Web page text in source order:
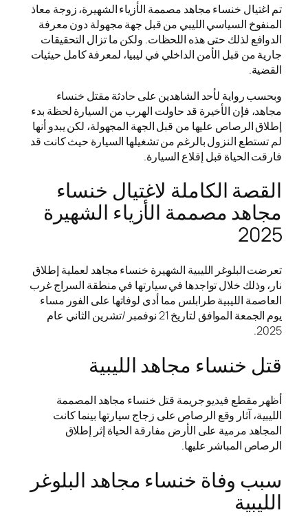
تم اغتيال خنساء مجاهد مصممة الأزياء الشهيرة، زوجة معاذ
المنفوخ السياسي الليبي من قبل جهة مجهولة دون معرفة
الدوافع لذلك حتى هذه اللحظات. ولكن ما تزال التحقيقات
جارية من قبل الأمن الداخلي في ليبيا، لمعرفة كامل حيثيات
القضية.
وبحسب رواية لأحد الشاهدين على حادثة مقتل خنساء
مجاهد، فإن الأخيرة قد حاولت الهرب من السيارة لحظة بدء
إطلاق الرصاص عليها من قبل الجهة المجهولة، لكن يبدو أنها
لم تستطع النزول بالرغم من تشغيلها السيارة حيث كانت قد
فارقت الحياة قبل إقلاع السيارة.
القصة الكاملة لاغتيال خنساء
مجاهد مصممة الأزياء الشهيرة
2025
تعرضت البلوغر الليبية الشهيرة خنساء مجاهد لعملية إطلاق
نار، وذلك خلال تواجدها في سيارتها في منطقة السراج غرب
العاصمة الليبية طرابلس مما أدى لوفاتها على الفور مساء
يوم الجمعة الموافق لتاريخ 21 نوفمبر /تشرين الثاني عام
2025.
قتل خنساء مجاهد الليبية
أظهر مقطع فيديو جريمة قتل خنساء مجاهد المصممة
الليبية، آثار وقع الرصاص على زجاج سيارتها بينما كانت
المجاهد مرمية على الأرض مفارقة الحياة إثر إطلاق
الرصاص المباشر عليها.
سبب وفاة خنساء مجاهد البلوغر
الليبية